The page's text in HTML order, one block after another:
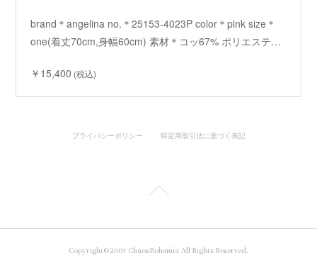
brand＊angelina no.＊25153-4023P color＊pink size＊
one(着丈70cm,身幅60cm) 素材＊コッ67% ポリエステ…
￥15,400 (税込)
プライバシーポリシー 特定商取引法に基づく表記
Copyright©2007 ChaosBohemia All Rights Reserved.